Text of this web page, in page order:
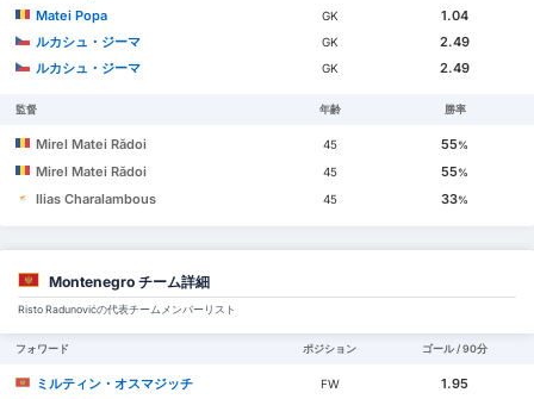
Matei Popa
GK
1.04
ルカシュ・ジーマ
GK
2.49
ルカシュ・ジーマ
GK 2.49
監督 年齢 勝率
Mirel Matei Rădoi 45 55%
Mirel Matei Rădoi 45 55%
Ilias Charalambous 45 33%
Montenegro チーム詳細
Risto Radunovićの代表チームメンバーリスト
フォワード ポジション ゴール / 90分
ミルティン・オスマジッチ FW
1.95